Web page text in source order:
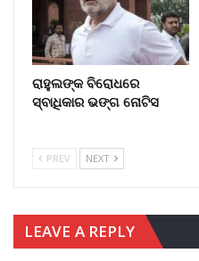
ରାହୁଲଙ୍କ ବିରୋଧରେ
ସ୍ବାଧିକାର ଭଙ୍ଗ ନୋଟିସ
PREV NEXT
LEAVE A REPLY